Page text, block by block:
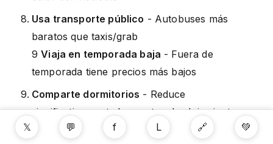
Usa transporte público - Autobuses más
baratos que taxis/grab
9Viaja en temporada baja - Fuera de
temporada tiene precios más bajos
Comparte dormitorios - Reduce
significativamente los costos de alojamiento
𝕏 💬 f L 🔗 💚